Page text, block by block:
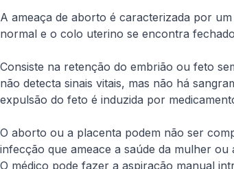
A ameaça de aborto é caracterizada por
normal e o colo uterino se encontra
Consiste na retenção do embrião ou feto
não detecta sinais vitais, mas não há
expulsão do feto é induzida por
O aborto ou a placenta podem não ser
infecção que ameace a saúde da mulher ou
O médico pode fazer a aspiração manual